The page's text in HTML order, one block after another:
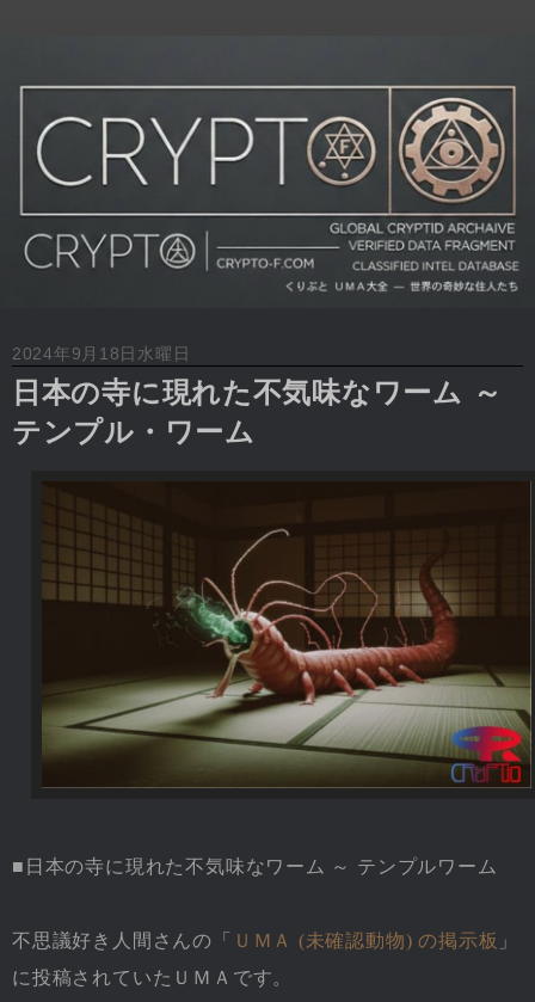
2024年9月18日水曜日
日本の寺に現れた不気味なワーム ～
テンプル・ワーム
■日本の寺に現れた不気味なワーム ～ テンプルワーム
不思議好き人間さんの「 ＵＭＡ (未確認動物) の掲示板 」
に投稿されていたＵＭＡです。